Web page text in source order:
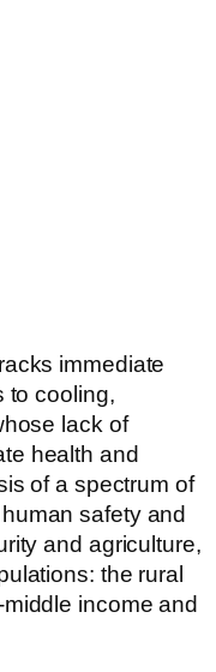
immediate
to cooling,
lack of
health and
of a spectrum of
safety and
and agriculture,
the rural
income and